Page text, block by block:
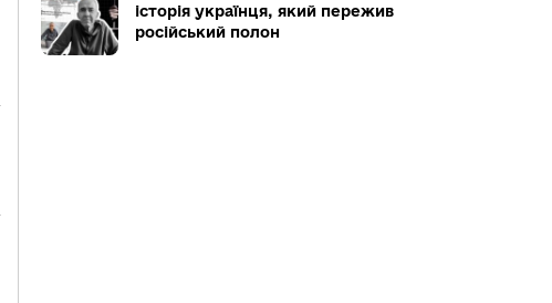
історія українця, який пережив
російський полон